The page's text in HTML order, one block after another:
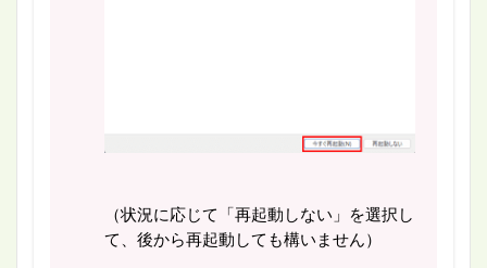
（状況に応じて「再起動しない」を選択し
て、後から再起動しても構いません）